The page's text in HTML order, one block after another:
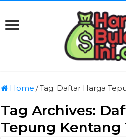
Home /Tag: Daftar Harga
Tag Archives:
Tepung Kentang